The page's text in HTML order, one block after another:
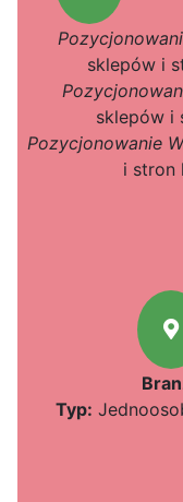
sklepów i
sklepów i
Pozycjonowanie
i stron
Typ: